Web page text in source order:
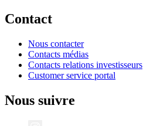
Contact
Nous contacter
Contacts médias
Contacts relations investisseurs
Customer service portal
Nous suivre